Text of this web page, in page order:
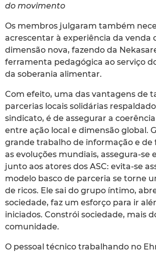
do movimento
Os membros julgaram também
acrescentar à experiência da venda
dimensão nova, fazendo da
ferramenta pedagógica ao serviço
da soberania alimentar.
Com efeito, uma das vantagens de
parcerias locais solidárias
sindicato, é de assegurar a
entre ação local e dimensão global.
grande trabalho de informação e de
as evoluções mundiais, assegura-se
junto aos atores dos ASC: evita-se
modelo basco de parceria se torne
de ricos. Ele sai do grupo íntimo,
sociedade, faz um esforço para ir
iniciados. Constrói sociedade, mais
comunidade.
O pessoal técnico trabalhando no